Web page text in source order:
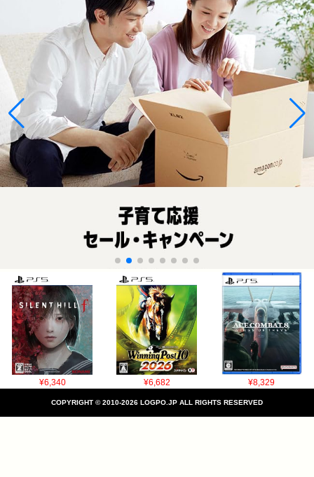
¥6,340 ¥6,682 ¥8,329
COPYRIGHT © 2010-2026 LOGPO.JP ALL RIGHTS RESERVED